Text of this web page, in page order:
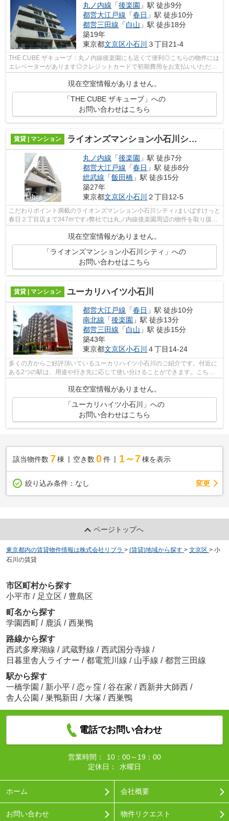
丸ノ内線 「後楽園 」駅 徒歩9分
都営大江戸線 「春日 」駅 徒歩10分
都営三田線 「白山 」駅 徒歩18分
築19年
東京都文京区小石川 ３丁目21-4
THE CUBE ザキューブ：丸ノ内線後楽園にも近くて便利◎こちらの物件には
エレベーターがあります◎クレジットカードで初期費用をお支払いいただけ
現在空室情報がありません。
「THE CUBE ザキューブ」への
お問い合わせはこちら
賃貸 | マンション ライオンズマンション小石川シティ
丸ノ内線 「後楽園 」駅 徒歩7分
都営大江戸線 「春日 」駅 徒歩8分
総武線 「飯田橋 」駅 徒歩15分
築27年
東京都文京区小石川 ２丁目12-5
こだわりポイント満載のライオンズマンション小石川シティ♪まいばすけっと
春日２丁目店まで347mです♪弊社では丸ノ内線後楽園周辺の物件を取り扱っ
現在空室情報がありません。
「ライオンズマンション小石川シティ」への
お問い合わせはこちら
賃貸 | マンション ユーカリハイツ小石川
都営大江戸線 「春日 」駅 徒歩10分
南北線 「後楽園 」駅 徒歩13分
都営三田線 「白山 」駅 徒歩15分
築43年
東京都文京区小石川 ４丁目14-24
多くの方からご好評頂いているユーカリハイツ小石川のご紹介です。付近に
ある2つの駅は、用途や行き先に応じて使い分けることができます。こちら
現在空室情報がありません。
「ユーカリハイツ小石川」への
お問い合わせはこちら
該当物件数 7棟 空き数 0 件 1～7 棟を表示
絞り込み条件： なし 変更
ページトップへ
東京都内の賃貸物件情報は株式会社リブラ > (賃貸)地域から探す > 文京区 > 小
石川の賃貸
市区町村から探す
小平市 / 足立区 / 豊島区
町名から探す
学園西町 / 鹿浜 / 西巣鴨
路線から探す
西武多摩湖線 / 武蔵野線 / 西武国分寺線 /
日暮里舎人ライナー / 都電荒川線 / 山手線 / 都営三田線
駅から探す
一橋学園 / 新小平 / 恋ヶ窪 / 谷在家 / 西新井大師西 /
舎人公園 / 巣鴨新田 / 大塚 / 西巣鴨
電話でお問い合わせ
営業時間：
10：00～19：00
定休日：
水曜日
ホーム 会社概要
お問い合わせ 物件リクエスト